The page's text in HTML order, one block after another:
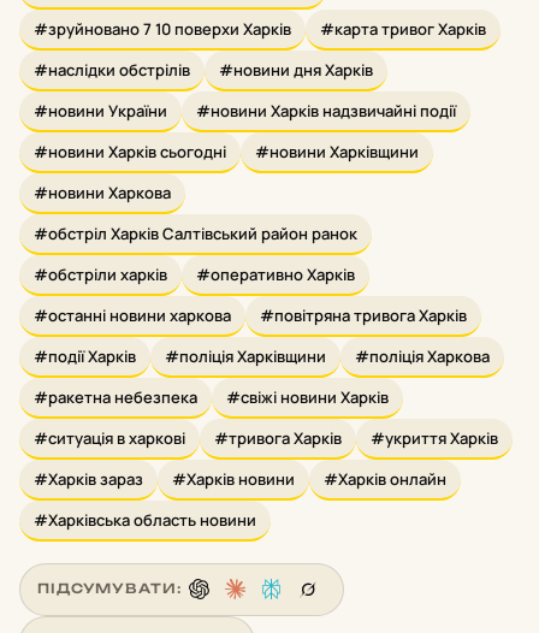
#зруйновано 7 10 поверхи Харків
#карта тривог Харків
#наслідки обстрілів
#новини дня Харків
#новини України
#новини Харків надзвичайні події
#новини Харків сьогодні
#новини Харківщини
#новини Харкова
#обстріл Харків Салтівський район ранок
#обстріли харків
#оперативно Харків
#останні новини харкова
#повітряна тривога Харків
#події Харків
#поліція Харківщини
#поліція Харкова
#ракетна небезпека
#свіжі новини Харків
#ситуація в харкові
#тривога Харків
#укриття Харків
#Харків зараз
#Харків новини
#Харків онлайн
#Харківська область новини
ПІДСУМУВАТИ: